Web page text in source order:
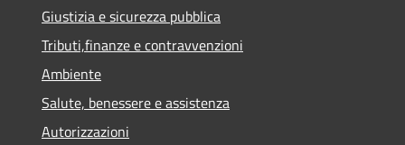
Giustizia e sicurezza pubblica
Tributi,finanze e contravvenzioni
Ambiente
Salute, benessere e assistenza
Autorizzazioni